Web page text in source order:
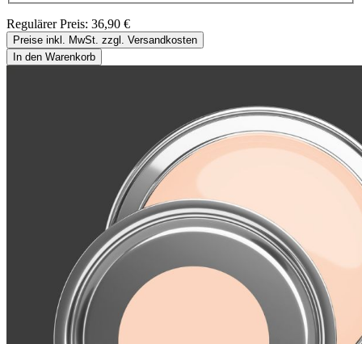
Regulärer Preis: 36,90 €
Preise inkl. MwSt. zzgl. Versandkosten
In den Warenkorb